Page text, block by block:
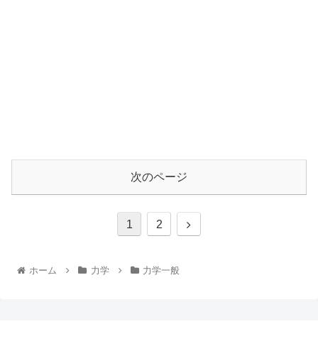
次のページ
1 2
ホーム 力学 力学一般